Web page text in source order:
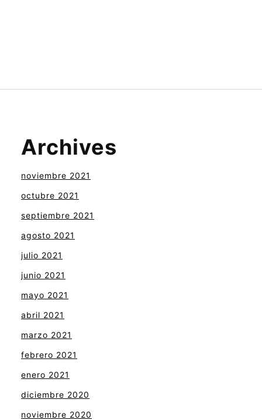
Archives
noviembre 2021
octubre 2021
septiembre 2021
agosto 2021
julio 2021
junio 2021
mayo 2021
abril 2021
marzo 2021
febrero 2021
enero 2021
diciembre 2020
noviembre 2020